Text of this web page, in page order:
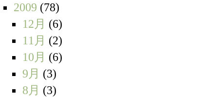
2009 (78)
12月 (6)
11月 (2)
10月 (6)
9月 (3)
8月 (3)